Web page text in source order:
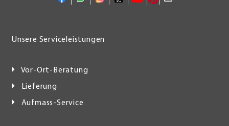
Unsere Serviceleistungen
Vor-Ort-Beratung
Lieferung
Aufmass-Service